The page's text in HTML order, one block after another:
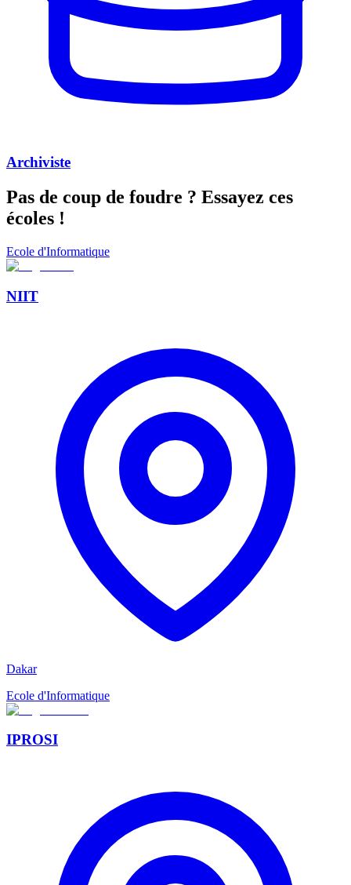
Archiviste
Pas de coup de foudre ? Essayez ces
écoles !
Ecole d'Informatique
NIIT
Dakar
Ecole d'Informatique
IPROSI